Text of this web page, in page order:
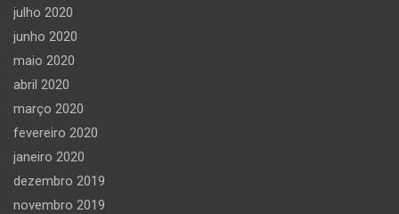
julho 2020
junho 2020
maio 2020
abril 2020
março 2020
fevereiro 2020
janeiro 2020
dezembro 2019
novembro 2019